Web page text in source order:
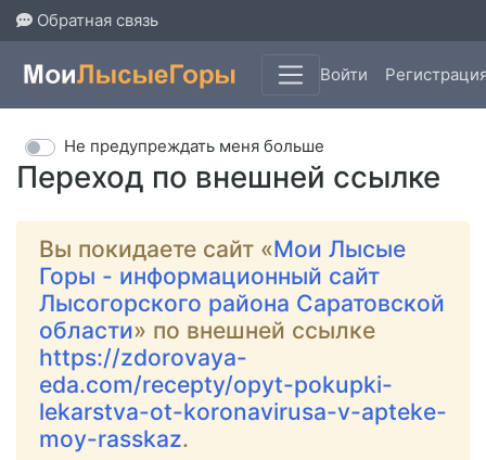
Обратная связь
Войти
Переход по внешней ссылке
Не предупреждать меня больше
Вы покидаете сайт «Мои Лысые
Горы - информационный сайт
Лысогорского района Саратовской
области» по внешней ссылке
https://zdorovaya-
eda.com/recepty/opyt-pokupki-
lekarstva-ot-koronavirusa-v-apteke-
moy-rasskaz.